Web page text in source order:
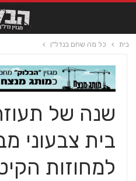
בית כל מה שחם בנדל"ן
שנה של
בית צבעוני
למחוזות